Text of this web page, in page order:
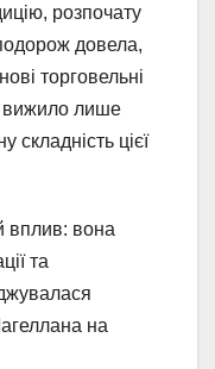
розпочату
довела,
торговельні
вижило лише
складність цієї
вплив: вона
та
на